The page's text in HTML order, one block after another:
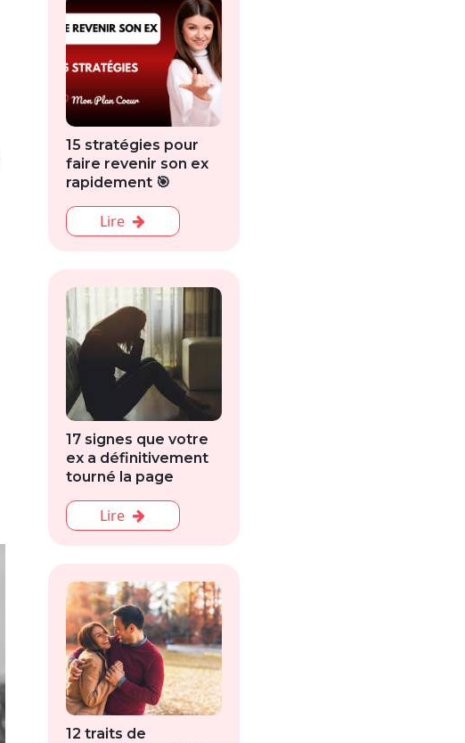
15 stratégies pour
faire revenir son ex
rapidement 🎯
Lire
17 signes que votre
ex a définitivement
tourné la page
Lire
12 traits de